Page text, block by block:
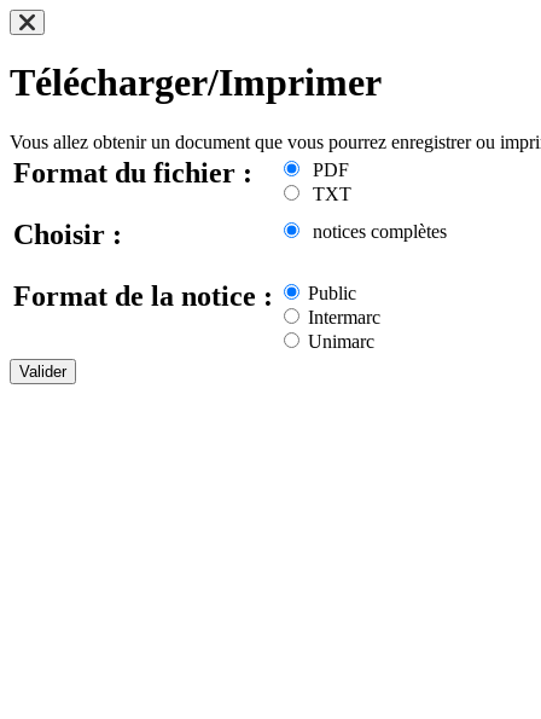
Télécharger/Imprimer
Vous allez obtenir un document que vous pourrez enregistrer ou
Format du fichier :
PDF
TXT
Choisir : notices complètes
Format de la notice :
Public
Intermarc
Unimarc